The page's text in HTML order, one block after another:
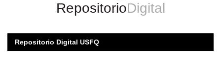
RepositorioDigital
Repositorio Digital USFQ